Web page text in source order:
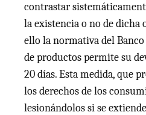
contrastar
la existencia o no de dicha
ello la normativa del Banco
de productos permite su
20 días. Esta medida, que
los derechos de los
lesionándolos si se